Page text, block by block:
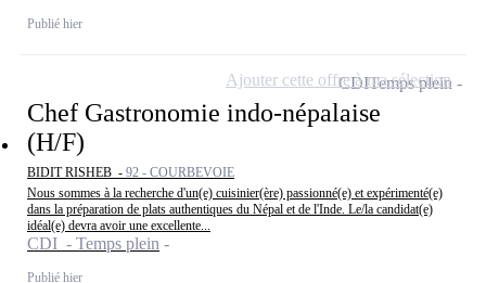
Publié hier
Chef Gastronomie indo-népalaise
(H/F)
BIDIT RISHEB - 92 - COURBEVOIE
Nous sommes à la recherche d'un(e) cuisinier(ère) passionné(e) et expérimenté(e)
dans la préparation de plats authentiques du Népal et de l'Inde. Le/la candidat(e)
idéal(e) devra avoir une excellente...
CDI - Temps plein
Publié hier
CDITemps plein
Ajouter cette offre à ma sélection